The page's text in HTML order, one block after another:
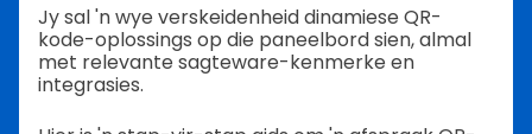
Jy sal 'n wye verskeidenheid dinamiese QR-
kode-oplossings op die paneelbord sien, almal
met relevante sagteware-kenmerke en
integrasies.